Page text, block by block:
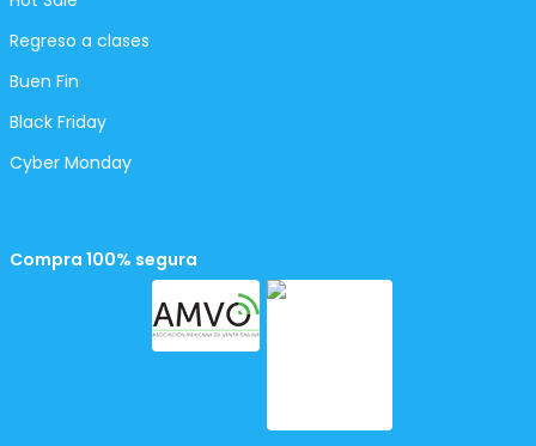
Regreso a clases
Buen Fin
Black Friday
Cyber Monday
Compra 100% segura